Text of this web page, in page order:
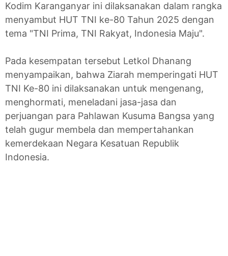
Kodim Karanganyar ini dilaksanakan dalam rangka
menyambut HUT TNI ke-80 Tahun 2025 dengan
tema "TNI Prima, TNI Rakyat, Indonesia Maju".
Pada kesempatan tersebut Letkol Dhanang
menyampaikan, bahwa Ziarah memperingati HUT
TNI Ke-80 ini dilaksanakan untuk mengenang,
menghormati, meneladani jasa-jasa dan
perjuangan para Pahlawan Kusuma Bangsa yang
telah gugur membela dan mempertahankan
kemerdekaan Negara Kesatuan Republik
Indonesia.